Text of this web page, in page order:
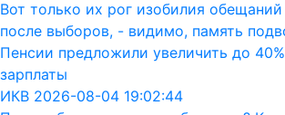
Вот только их рог изобилия
после выборов, - видимо, память
Пенсии предложили увеличить до
зарплаты
ИКВ 2026-08-04 19:02:44